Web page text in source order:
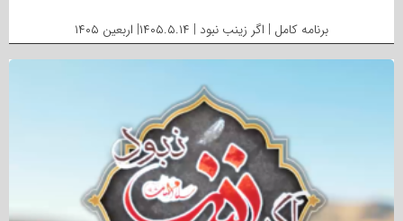
برنامه کامل | اگر زینب نبود | ۱۴۰۵.۵.۱۴| اربعین ۱۴۰۵